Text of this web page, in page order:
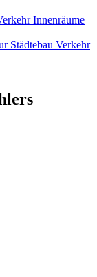
Innenräume
Städtebau Verkehr